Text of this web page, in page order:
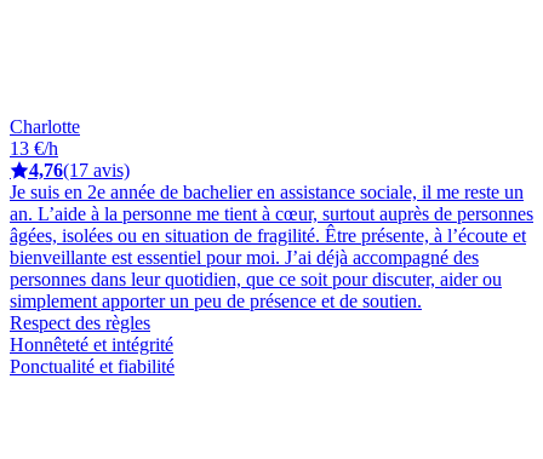
Charlotte
13 €/h
4,76(17 avis)
Je suis en 2e année de bachelier en assistance sociale, il me reste un
an. L’aide à la personne me tient à cœur, surtout auprès de personnes
âgées, isolées ou en situation de fragilité. Être présente, à l’écoute et
bienveillante est essentiel pour moi. J’ai déjà accompagné des
personnes dans leur quotidien, que ce soit pour discuter, aider ou
simplement apporter un peu de présence et de soutien.
Respect des règles
Honnêteté et intégrité
Ponctualité et fiabilité